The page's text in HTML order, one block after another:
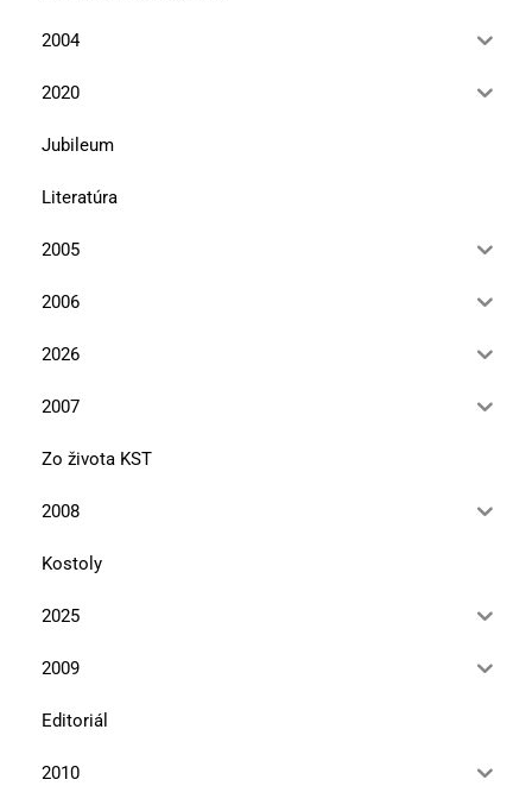
2004
2020
Jubileum
Literatúra
2005
2006
2026
2007
Zo života KST
2008
Kostoly
2025
2009
Editoriál
2010